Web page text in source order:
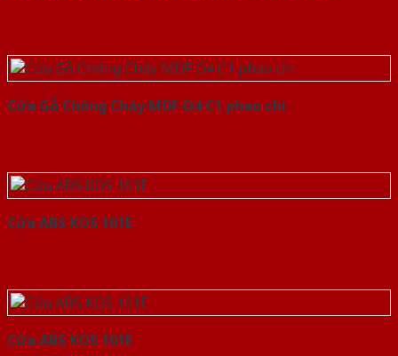
Cửa Gỗ Chống Cháy MDF O4 C1 phao chi
Cửa ABS KOS 101E
Cửa ABS KOS 101E